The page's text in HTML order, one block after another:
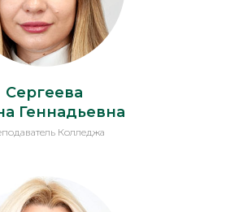
Сергеева
Геннадьевна
Колледжа